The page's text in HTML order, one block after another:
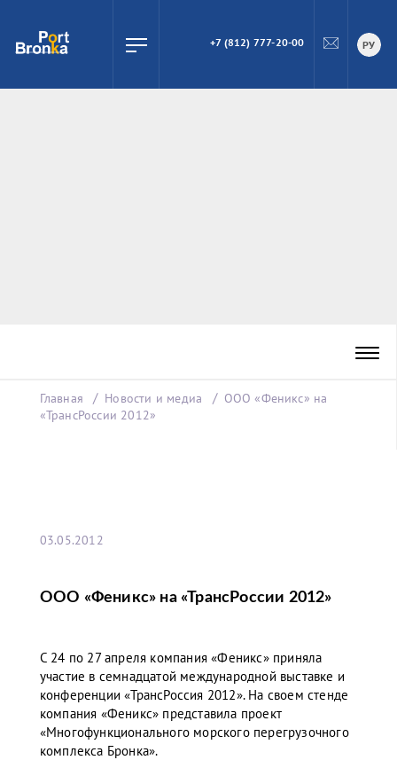
ПОИСК
+7 (812) 777-20-00 РУ
Главная Новости и медиа
ООО «Феникс» на
«ТрансРоссии 2012»
03.05.2012
ООО «Феникс» на «ТрансРоссии 2012»
С 24 по 27 апреля компания «Феникс» приняла
участие в семнадцатой международной выставке и
конференции «ТрансРоссия 2012». На своем стенде
компания «Феникс» представила проект
«Многофункционального морского перегрузочного
комплекса Бронка».